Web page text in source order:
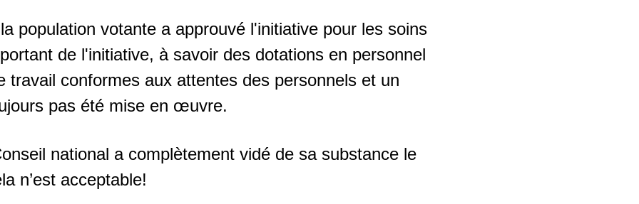
population votante a approuvé l'initiative pour les soins
de l'initiative, à savoir des dotations en personnel
travail conformes aux attentes des personnels et un
pas été mise en œuvre.
national a complètement vidé de sa substance le
n’est acceptable!